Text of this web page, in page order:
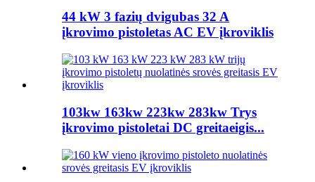
44 kW 3 fazių dvigubas 32 A
įkrovimo pistoletas AC EV įkroviklis
103kw 163kw 223kw 283kw Trys
įkrovimo pistoletai DC greitaeigis...